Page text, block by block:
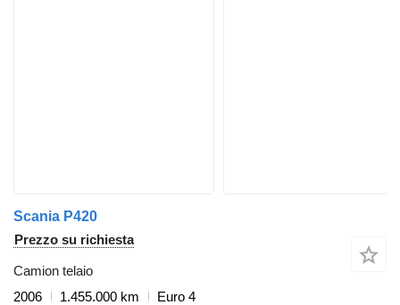
Scania P420
Prezzo su richiesta
Camion telaio
2006
1.455.000 km
Euro 4